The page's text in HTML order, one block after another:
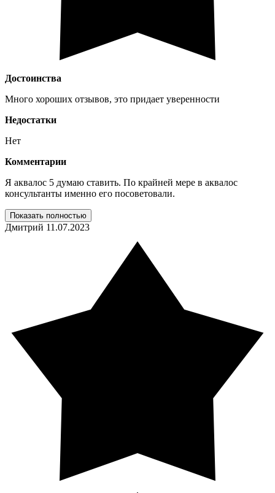
Достоинства
Много хороших отзывов, это придает уверенности
Недостатки
Нет
Комментарии
Я аквалос 5 думаю ставить. По крайней мере в аквалос
консультанты именно его посоветовали.
Показать полностью
Дмитрий 11.07.2023